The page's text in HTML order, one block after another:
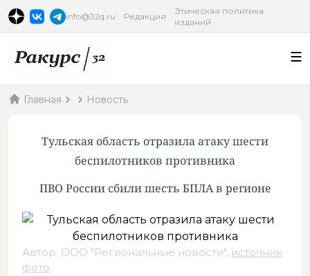
info@32q.ru Редакция
Этическая политика
изданий
Главная Новость
Тульская область отразила атаку шести
беспилотников противника
ПВО России сбили шесть БПЛА в регионе
Автор: ООО "Региональные новости", источник
фото.